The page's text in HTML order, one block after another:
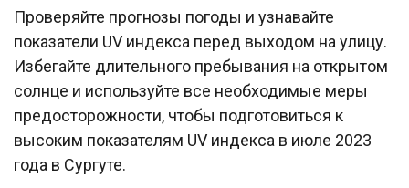
Проверяйте прогнозы погоды и узнавайте
показатели UV индекса перед выходом на улицу.
Избегайте длительного пребывания на открытом
солнце и используйте все необходимые меры
предосторожности, чтобы подготовиться к
высоким показателям UV индекса в июле 2023
года в Сургуте.